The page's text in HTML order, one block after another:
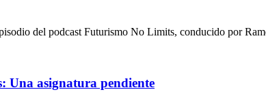
del podcast Futurismo No Limits, conducido por
Una asignatura pendiente